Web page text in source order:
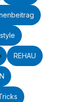
REHAU